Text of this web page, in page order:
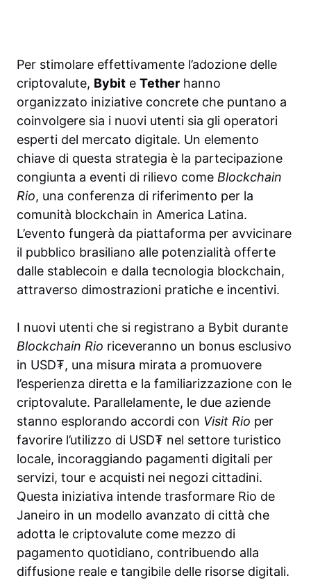
Per stimolare effettivamente l’adozione delle
criptovalute, Bybit e Tether hanno
organizzato iniziative concrete che puntano a
coinvolgere sia i nuovi utenti sia gli operatori
esperti del mercato digitale. Un elemento
chiave di questa strategia è la partecipazione
congiunta a eventi di rilievo come Blockchain
Rio, una conferenza di riferimento per la
comunità blockchain in America Latina.
L’evento fungerà da piattaforma per avvicinare
il pubblico brasiliano alle potenzialità offerte
dalle stablecoin e dalla tecnologia blockchain,
attraverso dimostrazioni pratiche e incentivi.
I nuovi utenti che si registrano a Bybit durante
Blockchain Rio riceveranno un bonus esclusivo
in USD₮, una misura mirata a promuovere
l’esperienza diretta e la familiarizzazione con le
criptovalute. Parallelamente, le due aziende
stanno esplorando accordi con Visit Rio per
favorire l’utilizzo di USD₮ nel settore turistico
locale, incoraggiando pagamenti digitali per
servizi, tour e acquisti nei negozi cittadini.
Questa iniziativa intende trasformare Rio de
Janeiro in un modello avanzato di città che
adotta le criptovalute come mezzo di
pagamento quotidiano, contribuendo alla
diffusione reale e tangibile delle risorse digitali.